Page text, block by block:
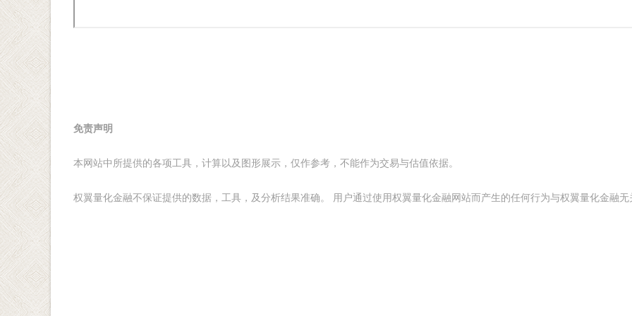
免责声明
本网站中所提供的各项工具，计算以及图形展示，仅作参考，不能作为交易与估值依据。
权翼量化金融不保证提供的数据，工具，及分析结果准确。 用户通过使用权翼量化金融网站而产生的任何行为与权翼量化金融无